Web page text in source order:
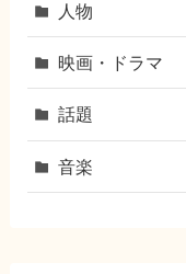
人物
映画・ドラマ
話題
音楽